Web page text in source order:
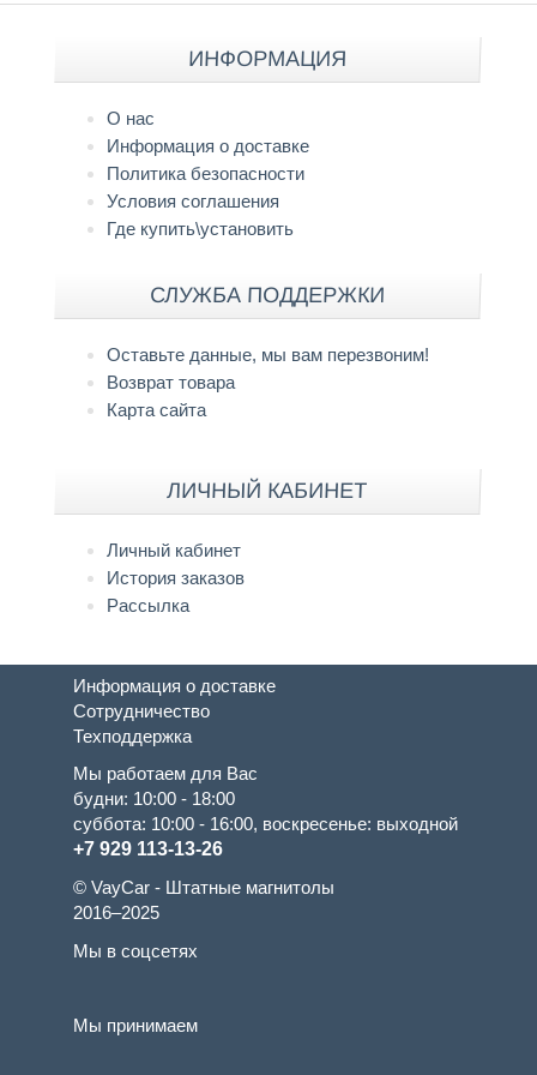
ИНФОРМАЦИЯ
О нас
Информация о доставке
Политика безопасности
Условия соглашения
Где купить\установить
СЛУЖБА ПОДДЕРЖКИ
Оставьте данные, мы вам перезвоним!
Возврат товара
Карта сайта
ЛИЧНЫЙ КАБИНЕТ
Личный кабинет
История заказов
Рассылка
Информация о доставке
Сотрудничество
Техподдержка
Мы работаем для Вас
будни: 10:00 - 18:00
суббота: 10:00 - 16:00, воскресенье: выходной
+7 929 113-13-26
© VayCar - Штатные магнитолы
2016–2025
Мы в соцсетях
Мы принимаем